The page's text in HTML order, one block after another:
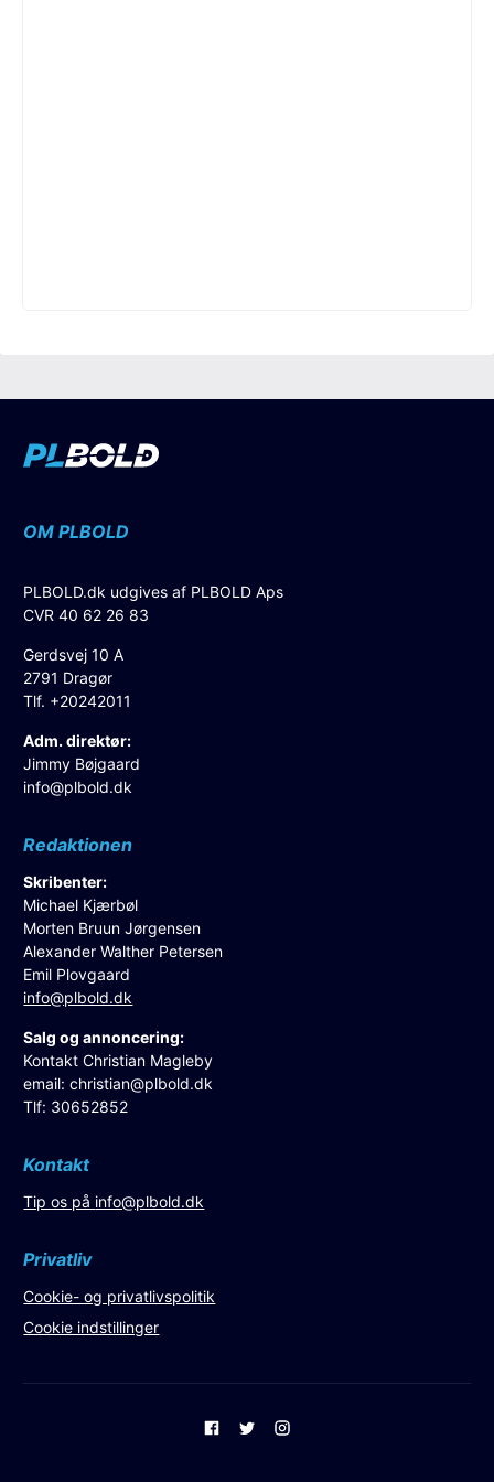
OM PLBOLD
PLBOLD.dk udgives af PLBOLD Aps
CVR 40 62 26 83
Gerdsvej 10 A
2791 Dragør
Tlf. +20242011
Adm. direktør:
Jimmy Bøjgaard
info@plbold.dk
Redaktionen
Skribenter:
Michael Kjærbøl
Morten Bruun Jørgensen
Alexander Walther Petersen
Emil Plovgaard
info@plbold.dk
Salg og annoncering:
Kontakt Christian Magleby
email:christian@plbold.dk
Tlf: 30652852
Kontakt
Tip os på info@plbold.dk
Privatliv
Cookie- og privatlivspolitik
Cookie indstillinger